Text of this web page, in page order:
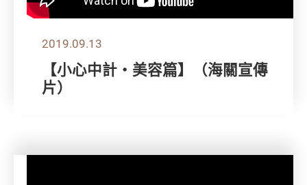
2019.09.13
【小心中計‧美容篇】（海關宣傳
片）